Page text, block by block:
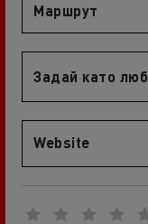
Маршрут
Задай като
Website